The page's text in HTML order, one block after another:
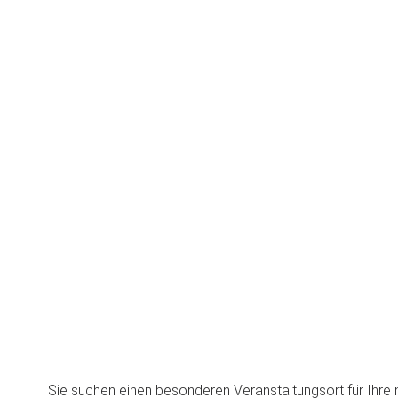
Sie suchen einen besonderen Veranstaltungsort für Ihre